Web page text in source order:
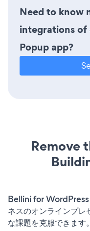
Need to know
integrations of
Popup app?
Remove
Bellini for WordPress
ネスのオンラインプレ
な課題を克服できます